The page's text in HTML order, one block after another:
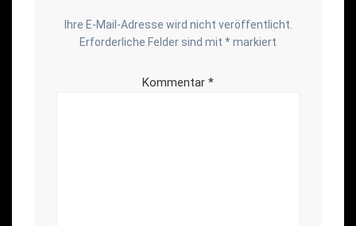
Ihre E-Mail-Adresse wird nicht veröffentlicht.
Erforderliche Felder sind mit *markiert
Kommentar *